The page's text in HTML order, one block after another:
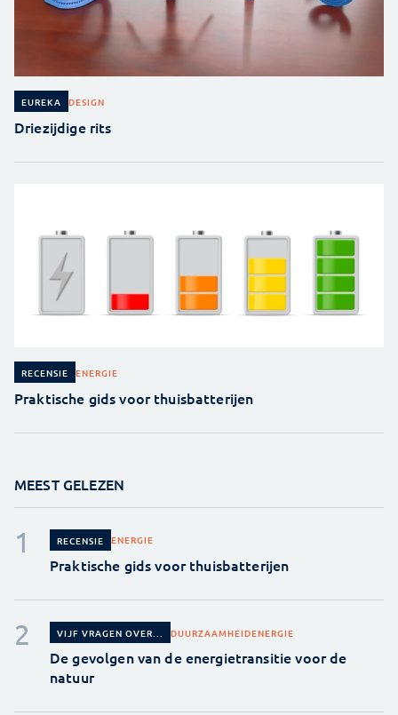
EUREKA DESIGN
Driezijdige rits
RECENSIE ENERGIE
Praktische gids voor thuisbatterijen
MEEST GELEZEN
RECENSIE ENERGIE
Praktische gids voor thuisbatterijen
VIJF VRAGEN OVER... DUURZAAMHEIDENERGIE
De gevolgen van de energietransitie voor de
natuur